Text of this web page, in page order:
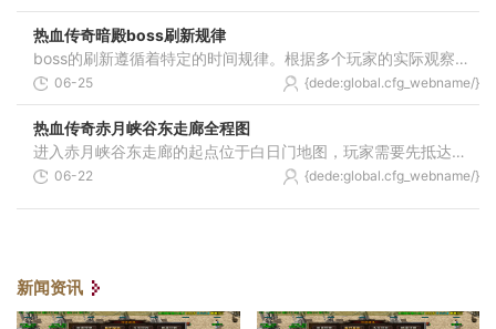
热血传奇暗殿boss刷新规律
boss的刷新遵循着特定的时间规律。根据多个玩家的实际观察经验，未知暗殿的整体刷新周期大约为三至四小时一次，这个时间间隔并非绝对固定，有时会受到服务器状态等因素的影响而
06-25 {dede:global.cfg_webname/}
热血传奇赤月峡谷东走廊全程图
进入赤月峡谷东走廊的起点位于白日门地图，玩家需要先抵达白日门坐标区域。丛林迷宫是前往赤月峡谷的必经通道，该区域存在三个不同方向的入口，其中位于右上角的入口通向赤月
06-22 {dede:global.cfg_webname/}
新闻资讯